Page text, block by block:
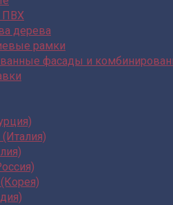
ПВХ
дерева
рамки
фасады и